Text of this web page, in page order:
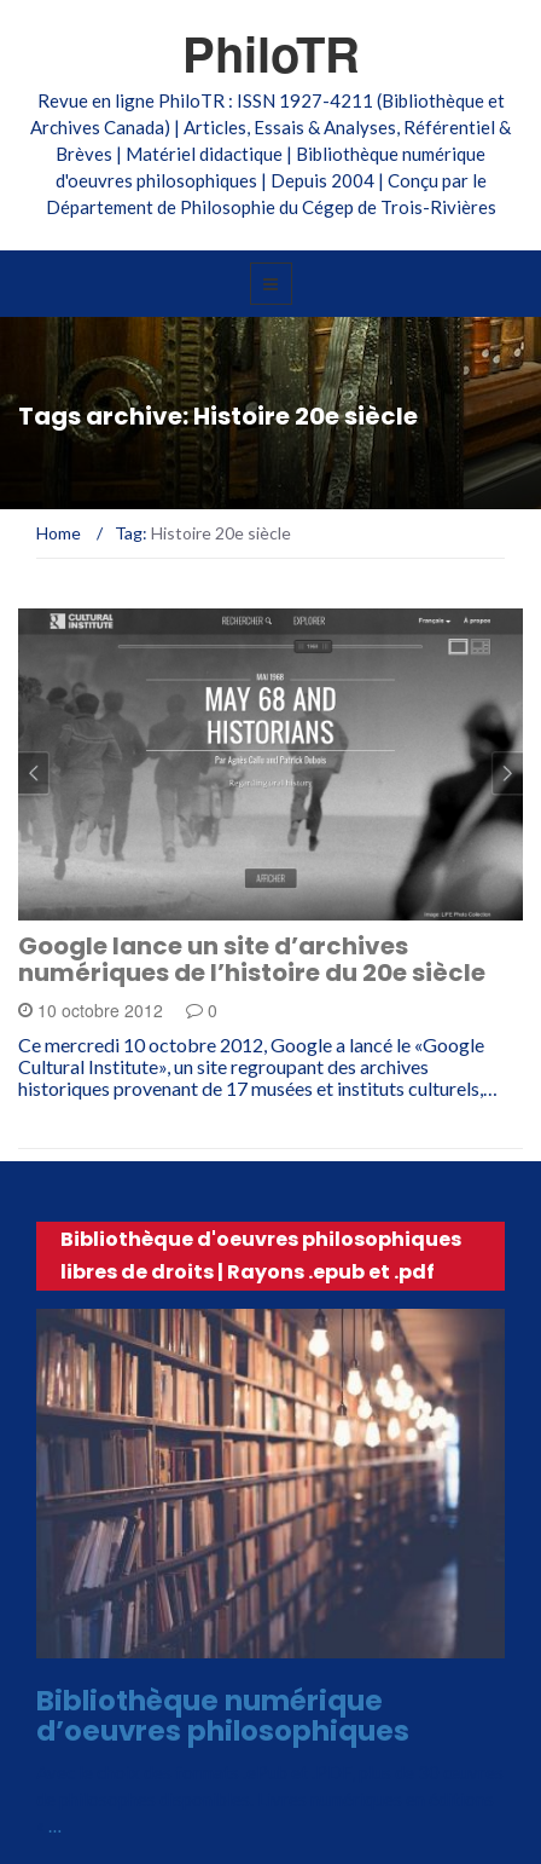
PhiloTR
Revue en ligne PhiloTR : ISSN 1927-4211 (Bibliothèque et
Archives Canada) | Articles, Essais & Analyses, Référentiel &
Brèves | Matériel didactique | Bibliothèque numérique
d'oeuvres philosophiques | Depuis 2004 | Conçu par le
Département de Philosophie du Cégep de Trois-Rivières
Tags archive: Histoire 20e siècle
Home / Tag: Histoire 20e siècle
Google lance un site d’archives
numériques de l’histoire du 20e siècle
10 octobre 2012 0
Ce mercredi 10 octobre 2012, Google a lancé le «Google
Cultural Institute», un site regroupant des archives
historiques provenant de 17 musées et instituts culturels,…
Bibliothèque d'oeuvres philosophiques
libres de droits | Rayons .epub et .pdf
Bibliothèque numérique
d’oeuvres philosophiques